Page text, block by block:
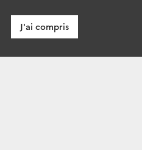
J'ai compris